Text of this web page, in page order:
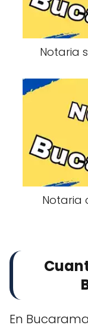
Notaria
Notaria
En